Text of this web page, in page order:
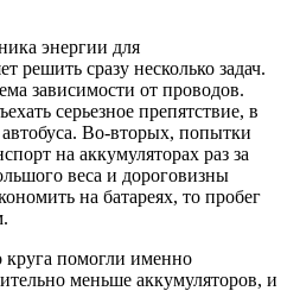
энергии для
решить сразу несколько задач.
зависимости от проводов.
серьезное препятствие, в
автобуса. Во-вторых, попытки
на аккумуляторах раз за
веса и дороговизны
на батареях, то пробег
круга помогли именно
меньше аккумуляторов, и